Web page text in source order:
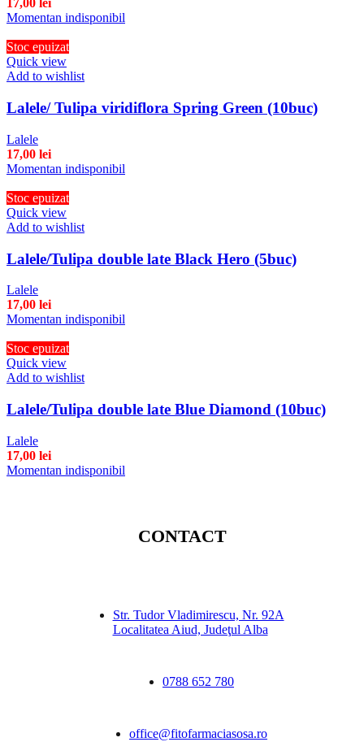
17,00 lei
Momentan indisponibil
Stoc epuizat
Quick view
Add to wishlist
Lalele/ Tulipa viridiflora Spring Green (10buc)
Lalele
17,00 lei
Momentan indisponibil
Stoc epuizat
Quick view
Add to wishlist
Lalele/Tulipa double late Black Hero (5buc)
Lalele
17,00 lei
Momentan indisponibil
Stoc epuizat
Quick view
Add to wishlist
Lalele/Tulipa double late Blue Diamond (10buc)
Lalele
17,00 lei
Momentan indisponibil
CONTACT
Str. Tudor Vladimirescu, Nr. 92A
Localitatea Aiud, Judeţul Alba
0788 652 780
office@fitofarmaciasosa.ro